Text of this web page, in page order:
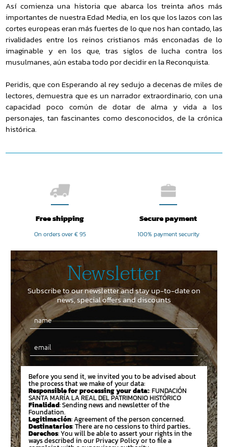
Así comienza una historia que abarca los treinta años más
importantes de nuestra Edad Media, en los que los lazos con las
cortes europeas eran más fuertes de lo que nos han contado, las
rivalidades entre los reinos cristianos más enconadas de lo
imaginable y en los que, tras siglos de lucha contra los
musulmanes, aún estaba todo por decidir en la Reconquista.
Peridis, que con Esperando al rey sedujo a decenas de miles de
lectores, demuestra que es un narrador extraordinario, con una
capacidad poco común de dotar de alma y vida a los
personajes, tan fascinantes como desconocidos, de la crónica
histórica.
Free shipping
On orders over € 95
Secure payment
100% payment security
Newsletter
Subscribe to our newsletter and stay up-to-date on
news, special offers and discounts
Email
Before you send it, we invited you to be advised about
the process that we make of your data:
Responsible for processing your data:: FUNDACIÓN
SANTA MARÍA LA REAL DEL PATRIMONIO HISTÓRICO
Finalidad: Sending news and newsletter of the
Foundation.
Legitimación: Agreement of the person concerned.
Destinatarios: There are no cessions to third parties..
Derechos: You will be able to assert your rights in the
ways described in our Privacy Policy or to file a